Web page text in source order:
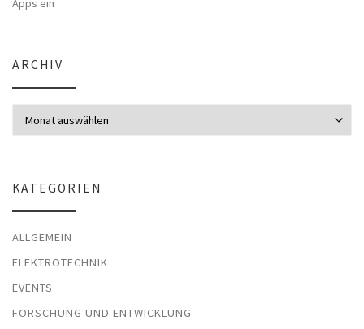
Apps ein
ARCHIV
KATEGORIEN
ALLGEMEIN
ELEKTROTECHNIK
EVENTS
FORSCHUNG UND ENTWICKLUNG